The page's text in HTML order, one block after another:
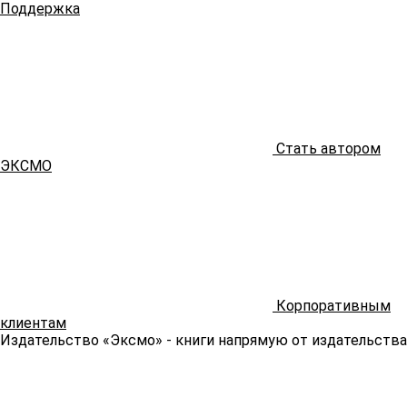
Поддержка
Стать автором
ЭКСМО
Корпоративным
клиентам
Издательство «Эксмо» - книги напрямую от издательства